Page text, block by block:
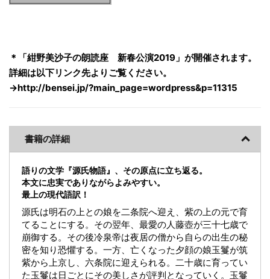
＊「紺野美沙子の朗読座 新春公演2019」が開催されます。
詳細は以下リンク先よりご覧ください。
→http://bensei.jp/?main_page=wordpress&p=11315
書籍の詳細
語りの文学『源氏物語』、その原点に立ち返る。
本文に忠実でありながらよみやすい。
最上の現代語訳！
源氏は明石の上との娘を二条院へ迎え、紫の上の元で育
てることにする。その翌年、最愛の人藤壺が三十七歳で
崩御する。その後冷泉帝は夜居の僧から自らの出生の秘
密を知り恐懼する。一方、亡くなった夕顔の娘玉鬘が筑
紫から上京し、六条院に迎えられる。二十歳に育ってい
た玉鬘は日ごとにその美しさが評判となっていく。玉鬘